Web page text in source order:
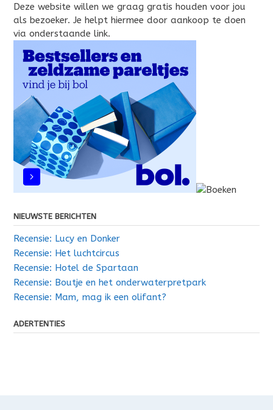
Deze website willen we graag gratis houden voor jou
als bezoeker. Je helpt hiermee door aankoop te doen
via onderstaande link.
NIEUWSTE BERICHTEN
Recensie: Lucy en Donker
Recensie: Het luchtcircus
Recensie: Hotel de Spartaan
Recensie: Boutje en het onderwaterpretpark
Recensie: Mam, mag ik een olifant?
ADERTENTIES